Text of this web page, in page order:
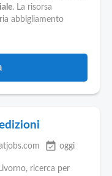
. La risorsa
abbigliamento
event_available oggi
ricerca per